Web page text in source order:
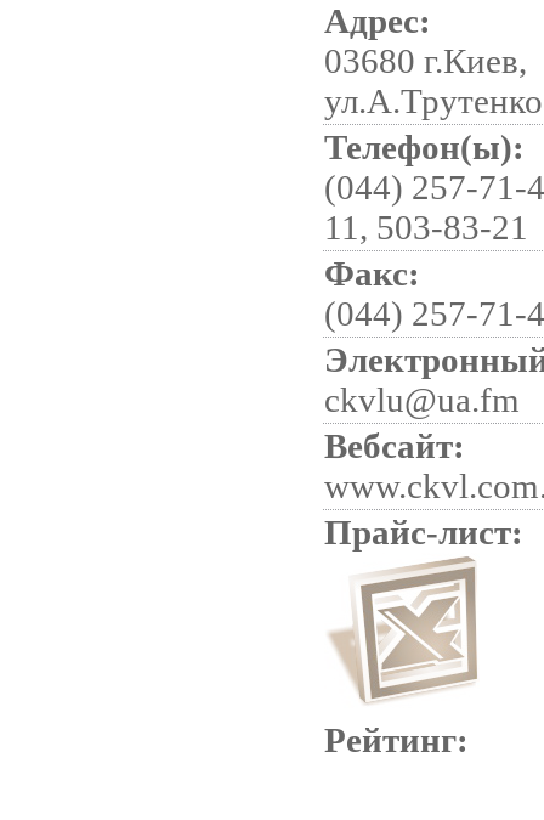
Адрес:
03680 г.Киев,
Телефон(ы):
(044) 257-71-
11, 503-83-21
Факс:
(044) 257-71-
ckvlu@ua.fm
Вебсайт:
Прайс-лист:
Рейтинг: